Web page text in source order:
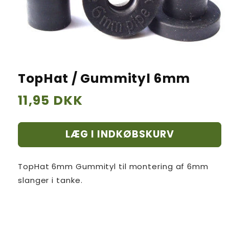
TopHat / Gummityl 6mm
Normalpris
11,95 DKK
LÆG I INDKØBSKURV
TopHat 6mm Gummityl til montering af 6mm
slanger i tanke.